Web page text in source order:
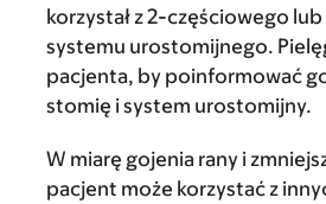
korzystał z 2-częściowego
systemu urostomijnego.
pacjenta, by poinformować
stomię i system urostomijny.
W miarę gojenia rany i
pacjent może korzystać z